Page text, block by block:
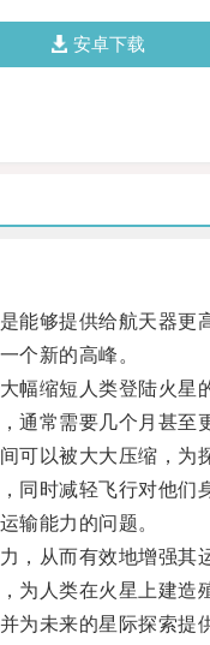
安卓下载
够提供给航天器更
新的高峰。
缩短人类登陆火星
常需要几个月甚至
以被大大压缩，为
时减轻飞行对他们
能力的问题。
从而有效地增强其
人类在火星上建造
未来的星际探索提